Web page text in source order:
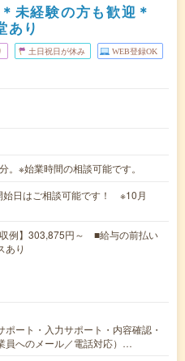
未経験の方も歓迎＊
あり
土日祝日が休み WEB登録OK
※始業時間の相談可能です。
日はご相談可能です！ ※10月
例】303,875円～ ■給与の前払い
あり
ポート・入力サポート・内容確認・
員へのメール／電話対応）…